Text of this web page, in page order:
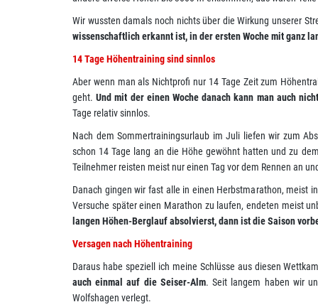
Wir wussten damals noch nichts über die Wirkung unserer
wissenschaftlich erkannt ist, in der ersten Woche mit ganz
14 Tage Höhentraining sind sinnlos
Aber wenn man als Nichtprofi nur 14 Tage Zeit zum
geht.Und mit der einen Woche danach kann man auch
Tage relativ sinnlos.
Nach dem Sommertrainingsurlaub im Juli liefen wir zum
schon 14 Tage lang an die Höhe gewöhnt hatten und zu dem
Teilnehmer reisten meist nur einen Tag vor dem Rennen an
Danach gingen wir fast alle in einen Herbstmarathon, meist
Versuche später einen Marathon zu laufen, endeten meist
langen Höhen-Berglauf absolvierst, dann ist die Saison
Versagen nach Höhentraining
Daraus habe speziell ich meine Schlüsse aus diesen
auch einmal auf die Seiser-Alm. Seit langem haben wir
Wolfshagen verlegt.